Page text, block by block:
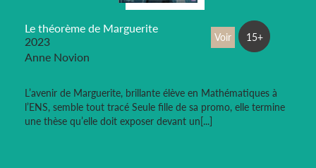
Le théorème de Marguerite
2023
Anne Novion
L’avenir de Marguerite, brillante élève en Mathématiques à
l’ENS, semble tout tracé Seule fille de sa promo, elle termine
une thèse qu’elle doit exposer devant un[...]
Voir 15+